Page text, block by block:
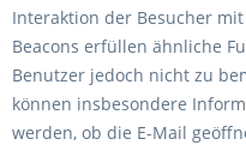
Interaktion der Besucher
Beacons erfüllen ähnliche
Benutzer jedoch nicht zu
können insbesondere
werden, ob die E-Mail